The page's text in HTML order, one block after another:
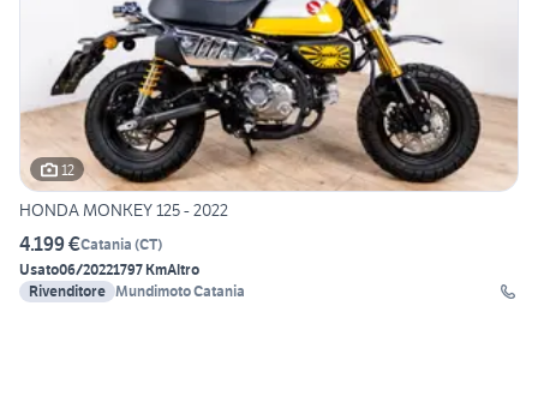
12
HONDA MONKEY 125 - 2022
4.199 €Catania (CT)
Usato06/20221797 KmAltro
Rivenditore Mundimoto Catania